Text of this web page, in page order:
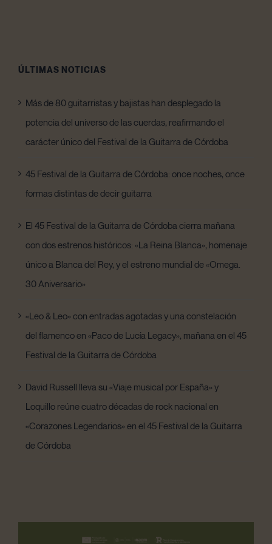
ÚLTIMAS NOTICIAS
Más de 80 guitarristas y bajistas han desplegado la
potencia del universo de las cuerdas, reafirmando el
carácter único del Festival de la Guitarra de Córdoba
45 Festival de la Guitarra de Córdoba: once noches, once
formas distintas de decir guitarra
El 45 Festival de la Guitarra de Córdoba cierra mañana
con dos estrenos históricos: «La Reina Blanca», homenaje
único a Blanca del Rey, y el estreno mundial de «Omega.
30 Aniversario»
«Leo & Leo» con entradas agotadas y una constelación
del flamenco en «Paco de Lucía Legacy», mañana en el 45
Festival de la Guitarra de Córdoba
David Russell lleva su «Viaje musical por España» y
Loquillo reúne cuatro décadas de rock nacional en
«Corazones Legendarios» en el 45 Festival de la Guitarra
de Córdoba